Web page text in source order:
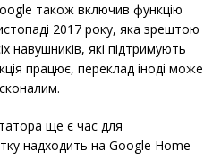
також включив функцію
2017 року, яка зрештою
навушників, які підтримують
працює, переклад іноді може
ще є час для
надходить на Google Home